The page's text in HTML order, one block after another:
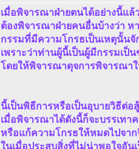
เมื่อพิจารณาฝ่ายตนได้อย่างนี้แล้
ต้องพิจารณาฝ่ายคนอื่นบ้างว่า ห
กรรมที่มีความโกรธเป็นเหตุนั้นจั
เพราะว่าท่านผู้นี้เป็นผู้มีกรรมเป็
โดยให้พิจารณาดุจการพิจารณา
นี้เป็นพิธีการหรือเป็นอุบายวิธีต่อ
เมื่อพิจารณาได้ดังนี้ก็จะบรรเทา
หรือแก้ความโกรธให้หมดไปจาก
ในเมื่อประสบสิ่งที่ไม่น่าพอใจอัน